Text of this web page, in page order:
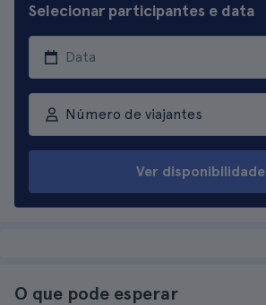
Selecionar participantes e data
Número de viajantes
Ver disponibilidade
O que pode esperar